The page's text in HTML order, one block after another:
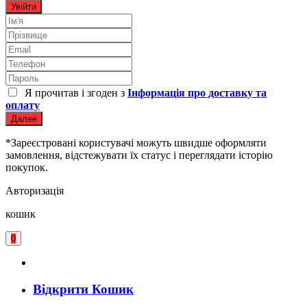
Увійти
Я прочитав і згоден з Інформація про доставку та
оплату
Далее
*Зареєстровані користувачі можуть швидше оформляти
замовлення, відстежувати їх статус і переглядати історію
покупок.
Авторизація
кошик
0
Відкрити Кошик